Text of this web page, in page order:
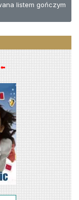
listem gończym
⬅